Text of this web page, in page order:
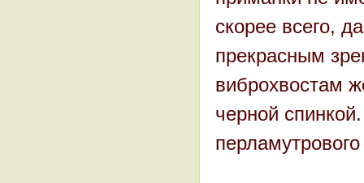
скорее всего,
прекрасным
виброхвостам
черной